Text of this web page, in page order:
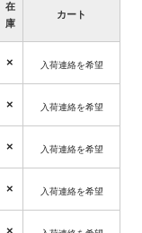
在
庫
カート
× 入荷連絡を希望
× 入荷連絡を希望
× 入荷連絡を希望
× 入荷連絡を希望